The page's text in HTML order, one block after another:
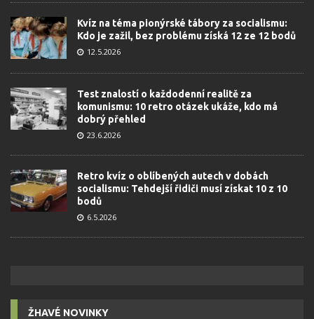
Kvíz na téma pionýrské tábory za socialismu:
Kdo je zažil, bez problému získá 12 ze 12 bodů
12.5.2026
Test znalostí o každodenní realitě za
komunismu: 10 retro otázek ukáže, kdo má
dobrý přehled
23.6.2026
Retro kvíz o oblíbených autech v dobách
socialismu: Tehdejší řidiči musí získat 10 z 10
bodů
6.5.2026
ŽHAVÉ NOVINKY